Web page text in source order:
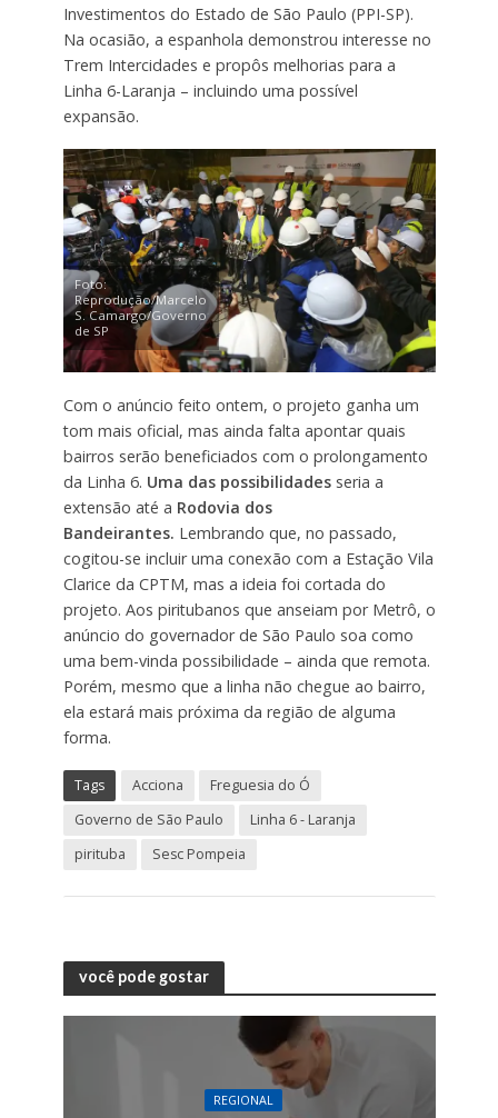
Investimentos do Estado de São Paulo (PPI-SP).
Na ocasião, a espanhola demonstrou interesse no
Trem Intercidades e propôs melhorias para a
Linha 6-Laranja – incluindo uma possível
expansão.
Foto:
Reprodução/Marcelo
S. Camargo/Governo
de SP
Com o anúncio feito ontem, o projeto ganha um
tom mais oficial, mas ainda falta apontar quais
bairros serão beneficiados com o prolongamento
da Linha 6. Uma das possibilidadesseria a
extensão até a Rodovia dos
Bandeirantes. Lembrando que, no passado,
cogitou-se incluir uma conexão com a Estação Vila
Clarice da CPTM, mas a ideia foi cortada do
projeto. Aos piritubanos que anseiam por Metrô, o
anúncio do governador de São Paulo soa como
uma bem-vinda possibilidade – ainda que remota.
Porém, mesmo que a linha não chegue ao bairro,
ela estará mais próxima da região de alguma
forma.
Tags Acciona
Freguesia do Ó
Governo de São Paulo
Linha 6 - Laranja
pirituba
Sesc Pompeia
você pode gostar
REGIONAL